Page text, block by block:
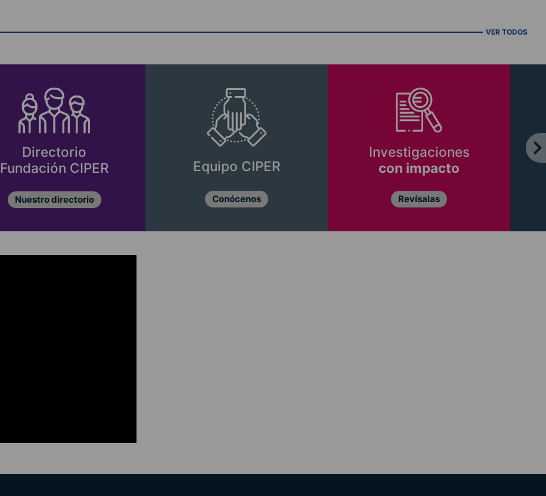
VER TODOS
Directorio
Fundación CIPER
Nuestro directorio
Equipo CIPER
Conócenos
Investigaciones
con impacto
Revísalas